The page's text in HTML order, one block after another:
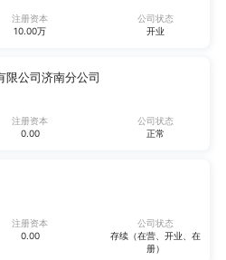
注册资本
10.00万
公司状态
开业
限公司济南分公司
注册资本
0.00
公司状态
正常
注册资本
0.00
公司状态
存续（在营、开业、在
册）